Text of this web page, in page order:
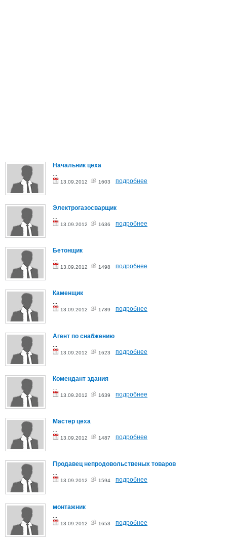
Начальник цеха
13.09.2012 1603 подробнее
Электрогазосварщик
13.09.2012 1636 подробнее
Бетонщик
...
13.09.2012 1498 подробнее
Каменщик
...
13.09.2012 1789 подробнее
Агент по снабжению
13.09.2012 1623 подробнее
Комендант здания
13.09.2012 1639 подробнее
Мастер цеха
...
13.09.2012 1487 подробнее
Продавец непродовольственых товаров
...
13.09.2012 1594 подробнее
монтажник
13.09.2012 1653 подробнее